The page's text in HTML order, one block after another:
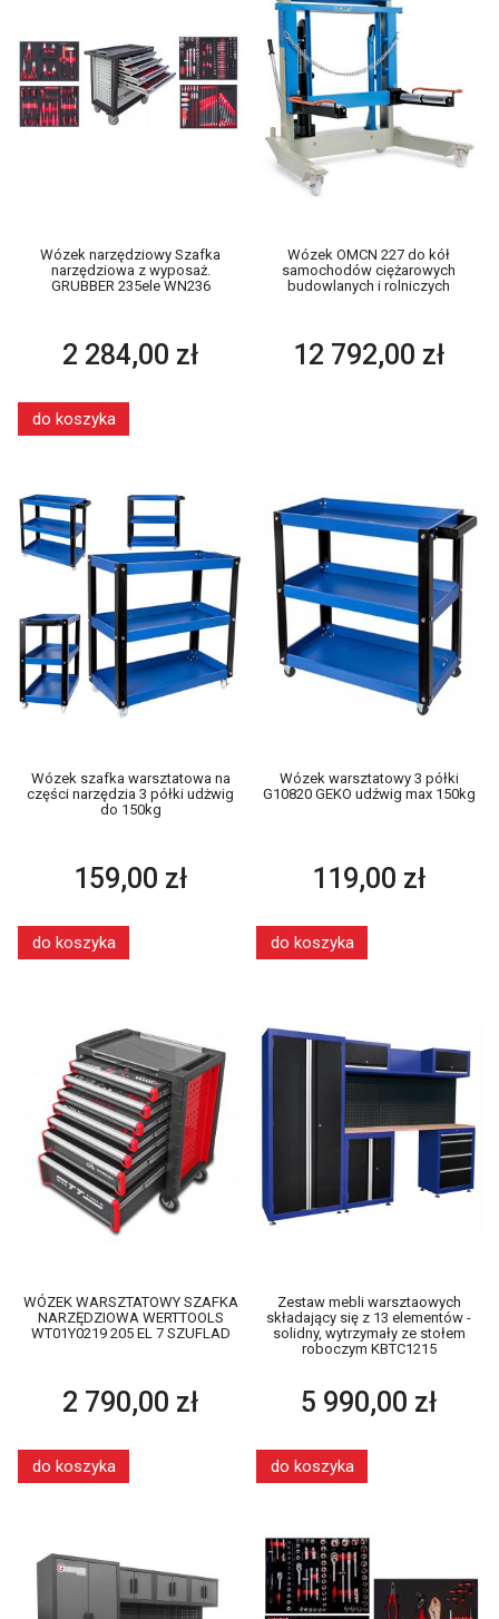
Wózek narzędziowy Szafka
narzędziowa z wyposaż.
GRUBBER 235ele WN236
2 284,00 zł
do koszyka
Wózek OMCN 227 do kół
samochodów ciężarowych
budowlanych i rolniczych
12 792,00 zł
Wózek szafka warsztatowa na
części narzędzia 3 półki udżwig
do 150kg
159,00 zł
do koszyka
Wózek warsztatowy 3 półki
G10820 GEKO udźwig max 150kg
119,00 zł
do koszyka
WÓZEK WARSZTATOWY SZAFKA
NARZĘDZIOWA WERTTOOLS
WT01Y0219 205 EL 7 SZUFLAD
2 790,00 zł
do koszyka
Zestaw mebli warsztaowych
składający się z 13 elementów -
solidny, wytrzymały ze stołem
roboczym KBTC1215
5 990,00 zł
do koszyka